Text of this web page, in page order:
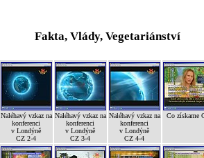
Fakta, Vlády, Vegetariánství
Naléhavý vzkaz na
konferenci
v Londýně
CZ 2-4
Naléhavý vzkaz na
konferenci
v Londýně
CZ 3-4
Naléhavý vzkaz na
konferenci
v Londýně
CZ 4-4
Co získame